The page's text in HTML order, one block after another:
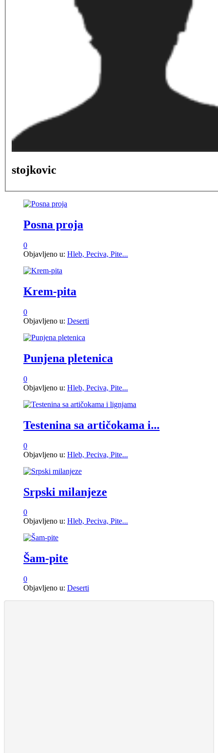
stojkovic
Posna proja
0
Objavljeno u: Hleb, Peciva, Pite...
Krem-pita
0
Objavljeno u: Deserti
Punjena pletenica
0
Objavljeno u: Hleb, Peciva, Pite...
Testenina sa artičokama i...
0
Objavljeno u: Hleb, Peciva, Pite...
Srpski milanjeze
0
Objavljeno u: Hleb, Peciva, Pite...
Šam-pite
0
Objavljeno u: Deserti